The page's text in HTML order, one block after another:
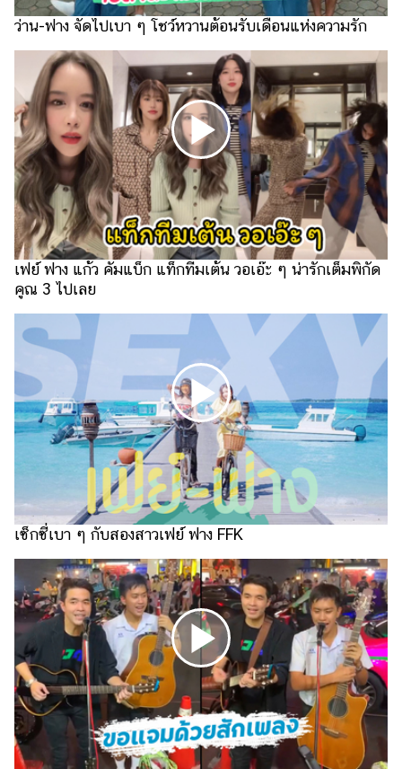
บ้าน
การ
ตกแต่ง
มือ
ถือ
ราคา
ทอง
ราคา
น้ำมัน
วา
ไร
ตี้
แต่งงาน
แม่
และ
เลี้ยง
Infographic
บริการ
แอปฯ
กระปุก
คอร์ส
ออนไลน์
เรียน
เลข
ว่าน-ฟาง จัดไปเบา ๆ โชว์หวานต้อนรับเดือนแห่งความรัก
เฟย์ ฟาง แก้ว คัมแบ็ก แท็กทีมเต้น วอเอ๊ะ ๆ น่ารักเต็มพิกัด
คูณ 3 ไปเลย
เซ็กซี่เบา ๆ กับสองสาวเฟย์ ฟาง FFK